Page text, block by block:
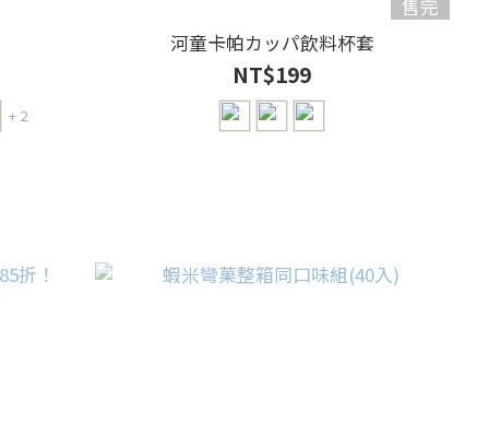
+ 2
售完
河童卡帕カッパ飲料杯套
NT$199